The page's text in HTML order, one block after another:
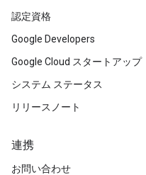
認定資格
Google Developers
Google Cloud スタートアップ
システム ステータス
リリースノート
連携
お問い合わせ